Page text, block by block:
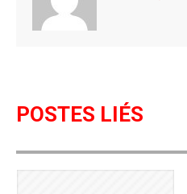
k
POSTES LIÉS